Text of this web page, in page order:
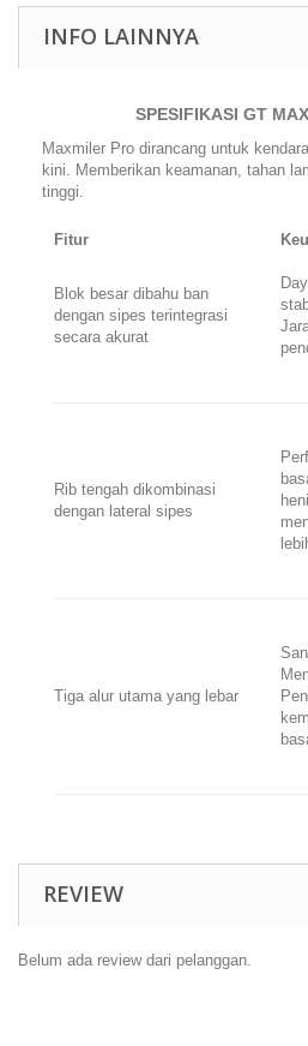
INFO LAINNYA
SPESIFIKASI GT
Maxmiler Pro dirancang untuk
kini. Memberikan keamanan, tahan
tinggi.
Fitur
Blok besar dibahu ban
dengan sipes terintegrasi
secara akurat
Rib tengah dikombinasi
dengan lateral sipes
Tiga alur utama yang lebar
REVIEW
Belum ada review dari pelanggan.